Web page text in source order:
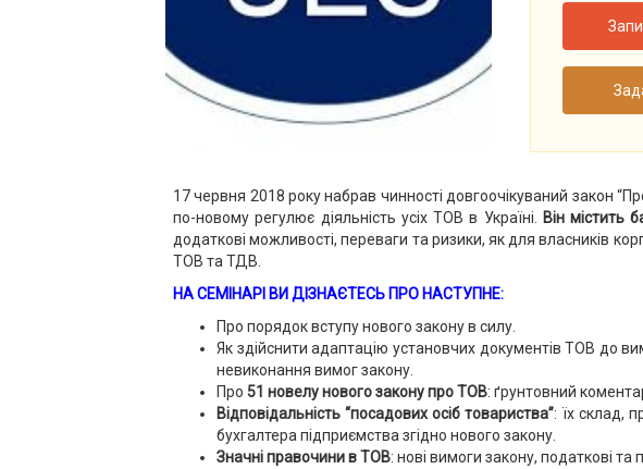
17 червня 2018 року набрав чинності довгоочікуваний закон
по-новому регулює діяльність усіх ТОВ в Україні.
Він містить
додаткові можливості, переваги та ризики, як для власників
ТОВ та ТДВ.
НА СЕМІНАРІ ВИ ДІЗНАЄТЕСЬ ПРО НАСТУПНЕ:
Про порядок вступу нового закону в силу.
Як здійснити адаптацію установчих документів ТОВ до
невиконання вимог закону.
Про 51 новелу нового закону про ТОВ: ґрунтовний
Відповідальність “посадових осіб товариства”: їх склад,
бухгалтера підприємства згідно нового закону.
Значні правочини в ТОВ: нові вимоги закону, податкові та